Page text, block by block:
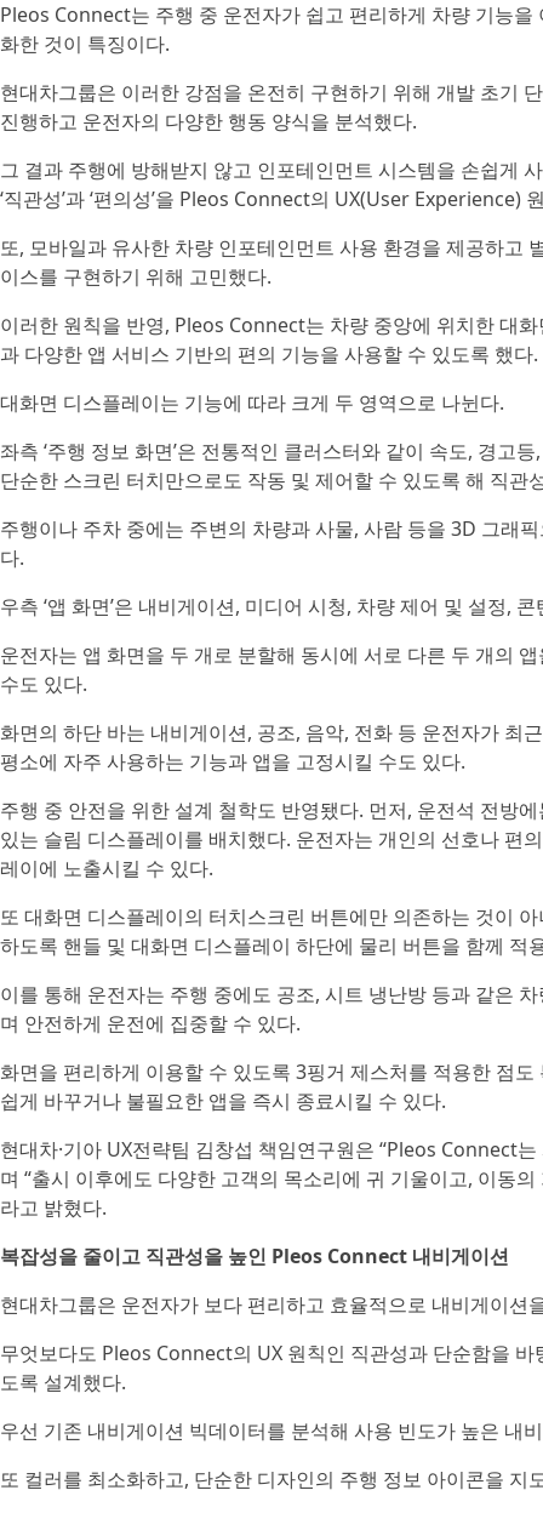
Pleos Connect는 주행 중 운전자가 쉽고 편리하게 차량 기능
화한 것이 특징이다.
현대차그룹은 이러한 강점을 온전히 구현하기 위해 개발 초기
진행하고 운전자의 다양한 행동 양식을 분석했다.
그 결과 주행에 방해받지 않고 인포테인먼트 시스템을 손쉽게
‘직관성’과 ‘편의성’을 Pleos Connect의 UX(User Experience)
또, 모바일과 유사한 차량 인포테인먼트 사용 환경을 제공하고
이스를 구현하기 위해 고민했다.
이러한 원칙을 반영, Pleos Connect는 차량 중앙에 위치한 대
과 다양한 앱 서비스 기반의 편의 기능을 사용할 수 있도록 했다.
대화면 디스플레이는 기능에 따라 크게 두 영역으로 나뉜다.
좌측 ‘주행 정보 화면’은 전통적인 클러스터와 같이 속도, 경고
단순한 스크린 터치만으로도 작동 및 제어할 수 있도록 해 직관
주행이나 주차 중에는 주변의 차량과 사물, 사람 등을 3D 그래
다.
우측 ‘앱 화면’은 내비게이션, 미디어 시청, 차량 제어 및 설정,
운전자는 앱 화면을 두 개로 분할해 동시에 서로 다른 두 개의
수도 있다.
화면의 하단 바는 내비게이션, 공조, 음악, 전화 등 운전자가 최
평소에 자주 사용하는 기능과 앱을 고정시킬 수도 있다.
주행 중 안전을 위한 설계 철학도 반영됐다. 먼저, 운전석 전방
있는 슬림 디스플레이를 배치했다. 운전자는 개인의 선호나 편
레이에 노출시킬 수 있다.
또 대화면 디스플레이의 터치스크린 버튼에만 의존하는 것이
하도록 핸들 및 대화면 디스플레이 하단에 물리 버튼을 함께 적
이를 통해 운전자는 주행 중에도 공조, 시트 냉난방 등과 같은
며 안전하게 운전에 집중할 수 있다.
화면을 편리하게 이용할 수 있도록 3핑거 제스처를 적용한 점
쉽게 바꾸거나 불필요한 앱을 즉시 종료시킬 수 있다.
현대차·기아 UX전략팀 김창섭 책임연구원은 “Pleos Connect
며 “출시 이후에도 다양한 고객의 목소리에 귀 기울이고, 이동
라고 밝혔다.
복잡성을 줄이고 직관성을 높인 Pleos Connect 내비게이션
현대차그룹은 운전자가 보다 편리하고 효율적으로 내비게이
무엇보다도 Pleos Connect의 UX 원칙인 직관성과 단순함을
도록 설계했다.
우선 기존 내비게이션 빅데이터를 분석해 사용 빈도가 높은 내
또 컬러를 최소화하고, 단순한 디자인의 주행 정보 아이콘을